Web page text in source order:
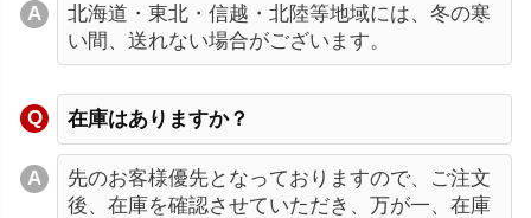
北海道・東北・信越・北陸等地域には、冬の寒
い間、送れない場合がございます。
在庫はありますか？
先のお客様優先となっておりますので、ご注文
後、在庫を確認させていただき、万が一、在庫